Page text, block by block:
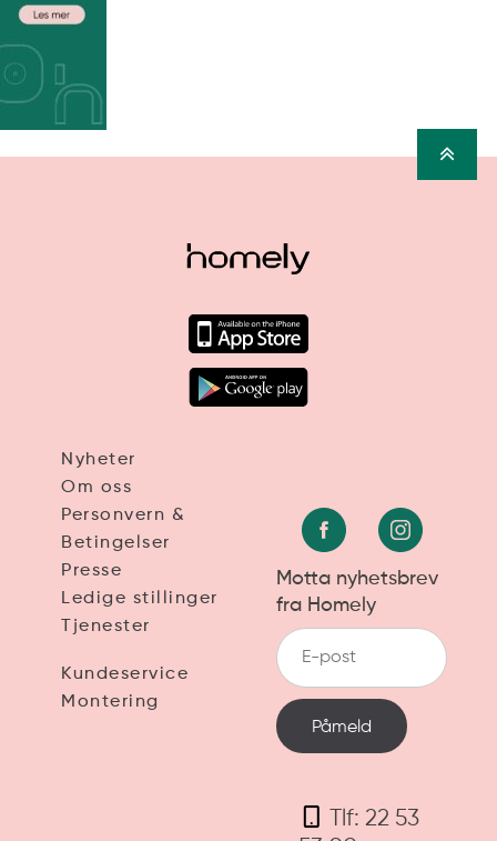
Nyheter
Om oss
Personvern &
Betingelser
Presse
Ledige stillinger
Tjenester
Kundeservice
Montering
Motta nyhetsbrev
fra Homely
Tlf: 22 53